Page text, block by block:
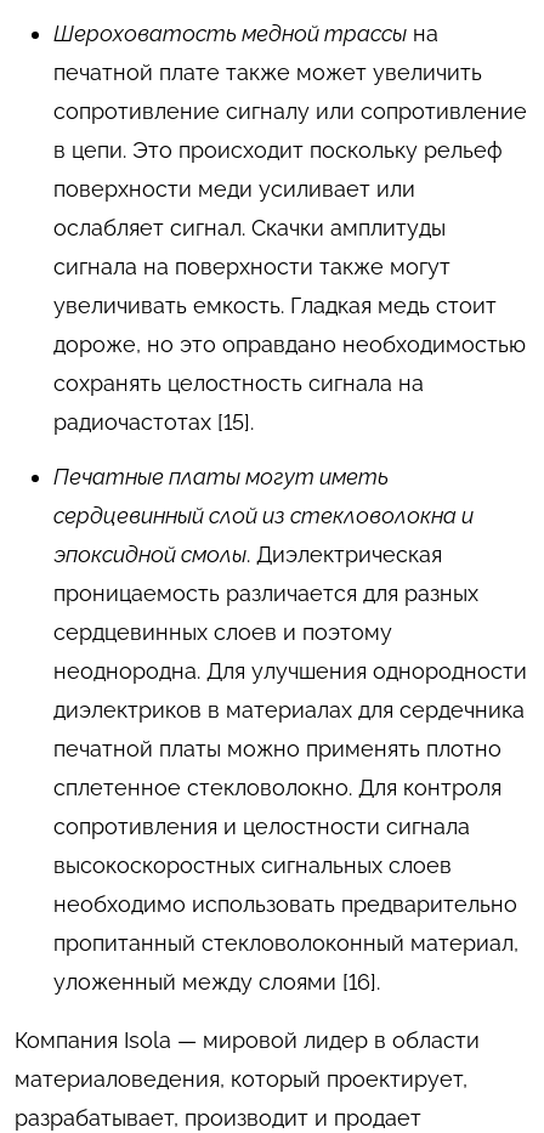
Шероховатость медной трассы на
печатной плате также может увеличить
сопротивление сигналу или сопротивление
в цепи. Это происходит поскольку рельеф
поверхности меди усиливает или
ослабляет сигнал. Скачки амплитуды
сигнала на поверхности также могут
увеличивать емкость. Гладкая медь стоит
дороже, но это оправдано необходимостью
сохранять целостность сигнала на
радиочастотах [15].
Печатные платы могут иметь
сердцевинный слой из стекловолокна и
эпоксидной смолы. Диэлектрическая
проницаемость различается для разных
сердцевинных слоев и поэтому
неоднородна. Для улучшения однородности
диэлектриков в материалах для сердечника
печатной платы можно применять плотно
сплетенное стекловолокно. Для контроля
сопротивления и целостности сигнала
высокоскоростных сигнальных слоев
необходимо использовать предварительно
пропитанный стекловолоконный материал,
уложенный между слоями [16].
Компания Isola — мировой лидер в области
материаловедения, который проектирует,
разрабатывает, производит и продает